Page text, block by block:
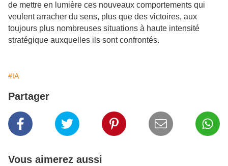
de mettre en lumière ces nouveaux comportements qui
veulent arracher du sens, plus que des victoires, aux
toujours plus nombreuses situations à haute intensité
stratégique auxquelles ils sont confrontés.
#IA
Partager
Vous aimerez aussi